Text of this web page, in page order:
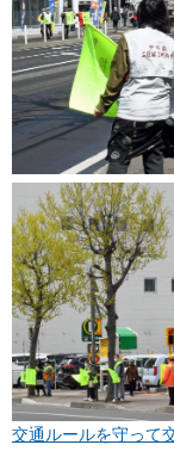
交通ルールを守って